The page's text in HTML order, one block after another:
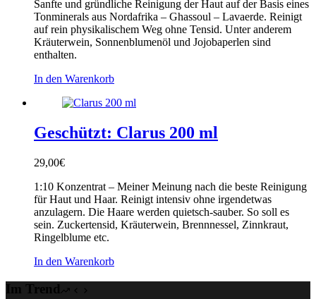
Sanfte und gründliche Reinigung der Haut auf der Basis eines
Tonminerals aus Nordafrika – Ghassoul – Lavaerde. Reinigt
auf rein physikalischem Weg ohne Tensid. Unter anderem
Kräuterwein, Sonnenblumenöl und Jojobaperlen sind
enthalten.
In den Warenkorb
Geschützt: Clarus 200 ml
29,00€
1:10 Konzentrat – Meiner Meinung nach die beste Reinigung
für Haut und Haar. Reinigt intensiv ohne irgendetwas
anzulagern. Die Haare werden quietsch-sauber. So soll es
sein. Zuckertensid, Kräuterwein, Brennnessel, Zinnkraut,
Ringelblume etc.
In den Warenkorb
Im Trend